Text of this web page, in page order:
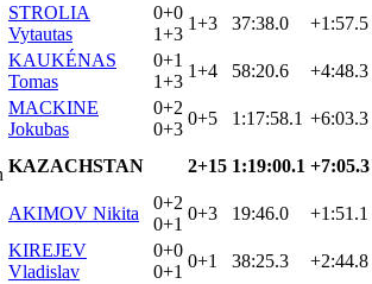
STROLIA
Vytautas
0+0
1+3
1+3 37:38.0 +1:57.5
KAUKÉNAS
Tomas
0+1
1+3
1+4 58:20.6 +4:48.3
MACKINE
Jokubas
0+2
0+3
0+5 1:17:58.1 +6:03.3
KAZACHSTAN 2+15 1:19:00.1 +7:05.3
AKIMOV Nikita
0+2
0+1
0+3 19:46.0 +1:51.1
KIREJEV
Vladislav
0+0
0+1
0+1 38:25.3 +2:44.8